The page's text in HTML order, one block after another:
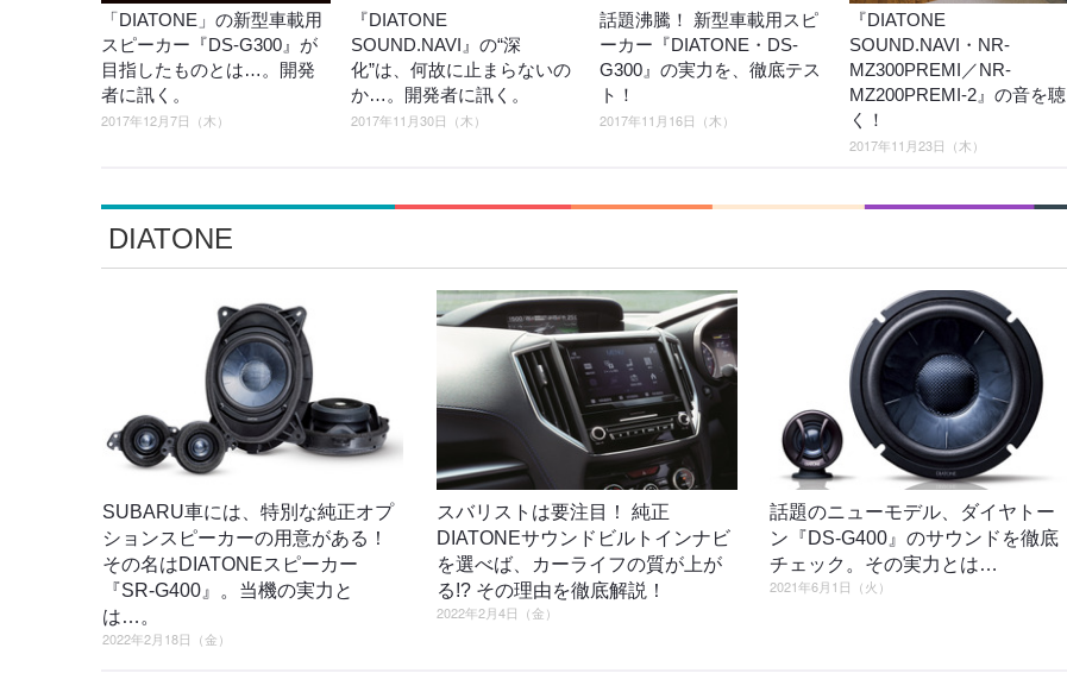
「DIATONE」の新型車載用
スピーカー『DS-G300』が
目指したものとは…。開発
者に訊く。
2017年12月7日（木）
『DIATONE
SOUND.NAVI』の“深
化”は、何故に止まらないの
か…。開発者に訊く。
2017年11月30日（木）
話題沸騰！ 新型車載用スピ
ーカー『DIATONE・DS-
G300』の実力を、徹底テス
ト！
2017年11月16日（木）
『DIATONE
SOUND.NAVI・NR-
MZ300PREMI／NR-
MZ200PREMI-2』の音を聴
く！
2017年11月23日（木）
DIATONE
SUBARU車には、特別な純正オプ
ションスピーカーの用意がある！
その名はDIATONEスピーカー
『SR-G400』。当機の実力と
は…。
2022年2月18日（金）
スバリストは要注目！ 純正
DIATONEサウンドビルトインナビ
を選べば、カーライフの質が上が
る!? その理由を徹底解説！
2022年2月4日（金）
話題のニューモデル、ダイヤトー
ン『DS-G400』のサウンドを徹底
チェック。その実力とは…
2021年6月1日（火）